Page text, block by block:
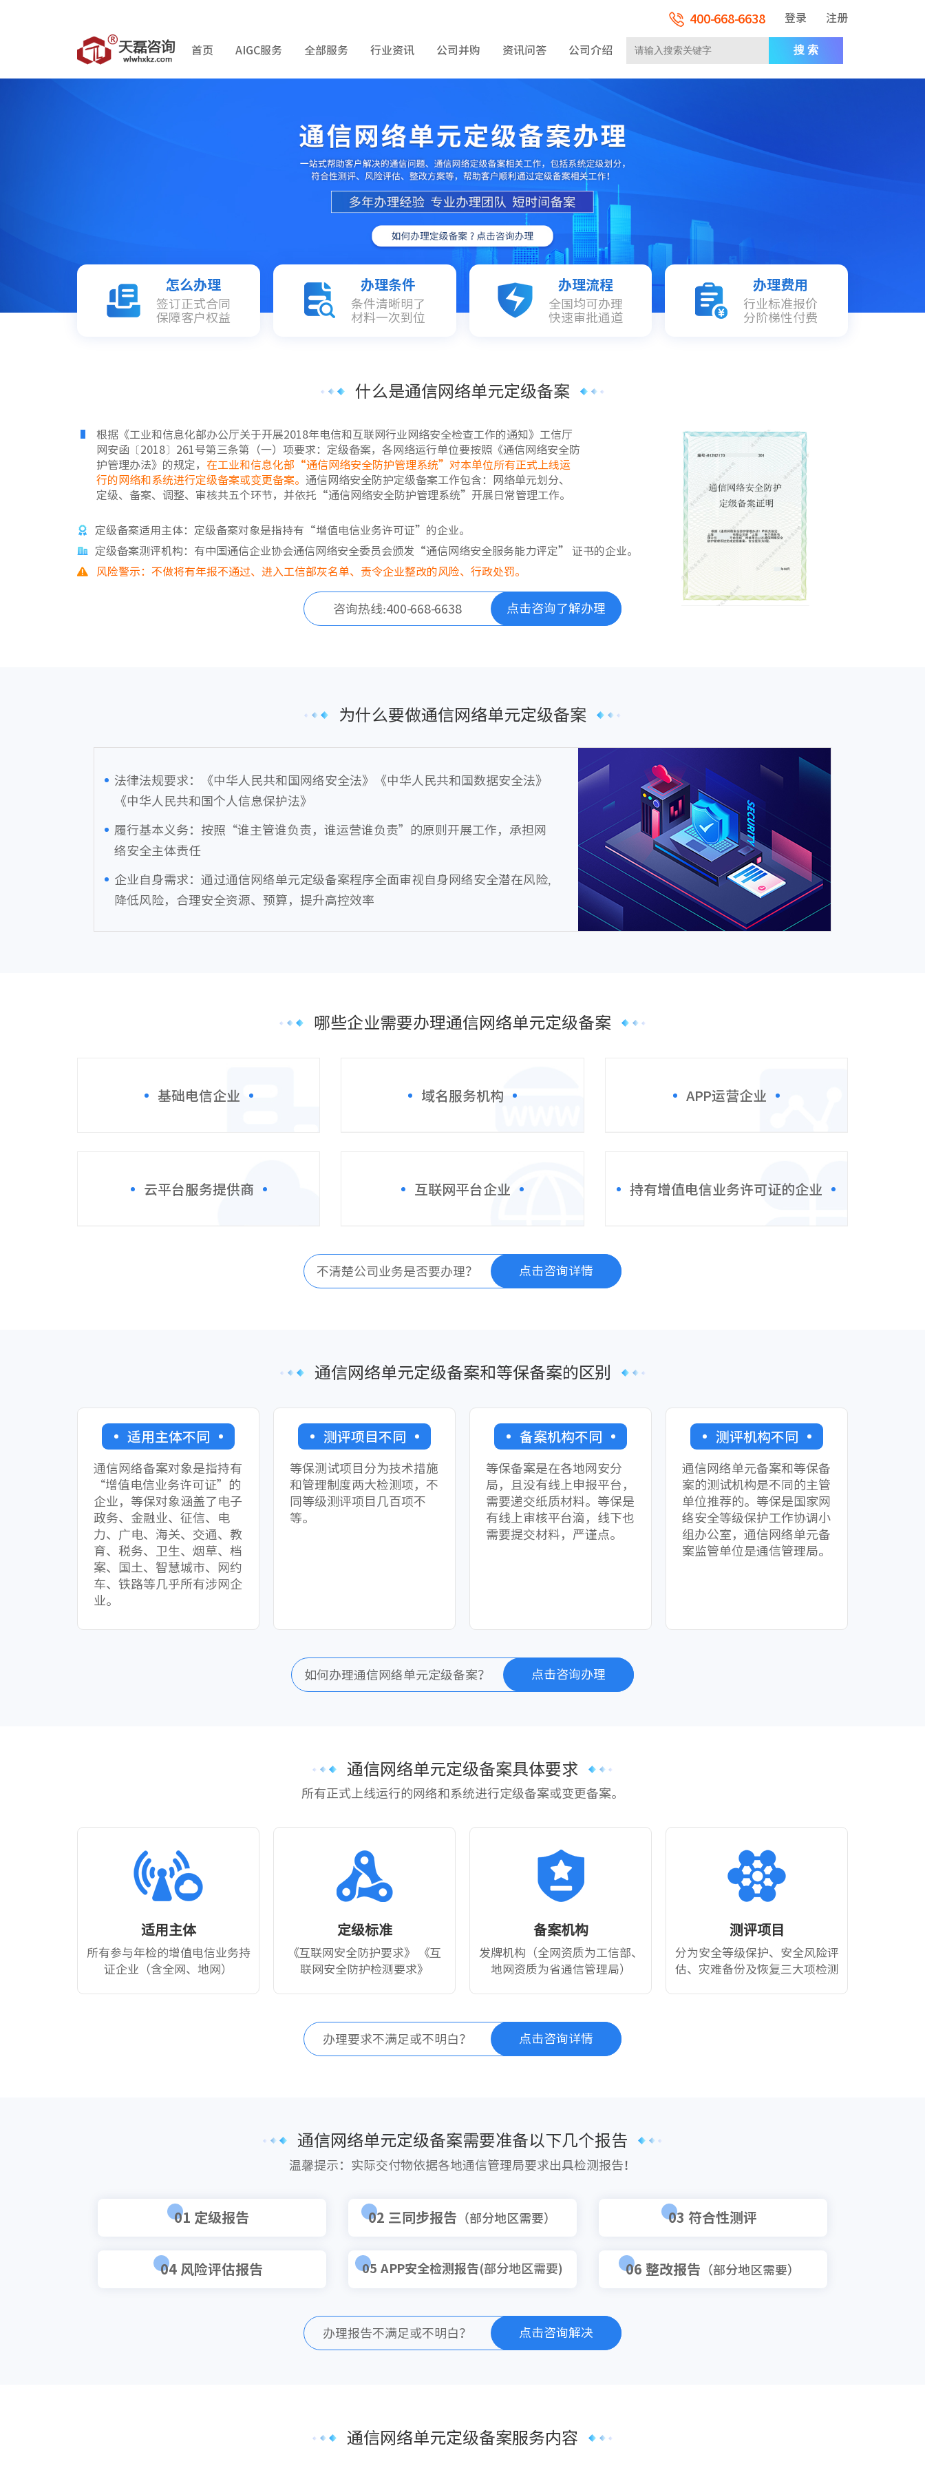
400-668-6638 登录 注册
首页 AIGC服务 全部服务 行业资讯 公司并购 资讯问答 公司介绍 搜 索
怎么办理
签订正式合同
保障客户权益
办理条件
条件清晰明了
材料一次到位
办理流程
全国均可办理
快速审批通道
办理费用
行业标准报价
分阶梯性付费
什么是通信网络单元定级备案
根据《工业和信息化部办公厅关于开展2018年电信和互联网行业网络安全检查工作的通知》工信厅
网安函〔2018〕261号第三条第（一）项要求：定级备案，各网络运行单位要按照《通信网络安全防
护管理办法》的规定， 在工业和信息化部“通信网络安全防护管理系统”对本单位所有正式上线运
行的网络和系统进行定级备案或变更备案。 通信网络安全防护定级备案工作包含：网络单元划分、
定级、备案、调整、审核共五个环节，并依托“通信网络安全防护管理系统”开展日常管理工作。
定级备案适用主体：定级备案对象是指持有“增值电信业务许可证”的企业。
定级备案测评机构：有中国通信企业协会通信网络安全委员会颁发“通信网络安全服务能力评定” 证书的企业。
风险警示：不做将有年报不通过、进入工信部灰名单、责令企业整改的风险、行政处罚。
咨询热线:400-668-6638 点击咨询了解办理
为什么要做通信网络单元定级备案
法律法规要求：《中华人民共和国网络安全法》《中华人民共和国数据安全法》
《中华人民共和国个人信息保护法》
履行基本义务：按照“谁主管谁负责，谁运营谁负责”的原则开展工作，承担网
络安全主体责任
企业自身需求：通过通信网络单元定级备案程序全面审视自身网络安全潜在风险,
降低风险，合理安全资源、预算，提升高控效率
哪些企业需要办理通信网络单元定级备案
基础电信企业 域名服务机构 APP运营企业
云平台服务提供商 互联网平台企业 持有增值电信业务许可证的企业
不清楚公司业务是否要办理？ 点击咨询详情
通信网络单元定级备案和等保备案的区别
适用主体不同
通信网络备案对象是指持有
“增值电信业务许可证”的
企业，等保对象涵盖了电子
政务、金融业、征信、电
力、广电、海关、交通、教
育、税务、卫生、烟草、档
案、国土、智慧城市、网约
车、铁路等几乎所有涉网企
业。
测评项目不同
等保测试项目分为技术措施
和管理制度两大检测项，不
同等级测评项目几百项不
等。
备案机构不同
等保备案是在各地网安分
局，且没有线上申报平台，
需要递交纸质材料。等保是
有线上审核平台滴，线下也
需要提交材料，严谨点。
测评机构不同
通信网络单元备案和等保备
案的测试机构是不同的主管
单位推荐的。等保是国家网
络安全等级保护工作协调小
组办公室，通信网络单元备
案监管单位是通信管理局。
如何办理通信网络单元定级备案？ 点击咨询办理
通信网络单元定级备案具体要求
所有正式上线运行的网络和系统进行定级备案或变更备案。
适用主体
所有参与年检的增值电信业务持
证企业（含全网、地网）
定级标准
《互联网安全防护要求》 《互
联网安全防护检测要求》
备案机构
发牌机构（全网资质为工信部、
地网资质为省通信管理局）
测评项目
分为安全等级保护、安全风险评
估、灾难备份及恢复三大项检测
办理要求不满足或不明白？ 点击咨询详情
通信网络单元定级备案需要准备以下几个报告
温馨提示：实际交付物依据各地通信管理局要求出具检测报告！
01 定级报告 02 三同步报告 （部分地区需要） 03 符合性测评
04 风险评估报告 05 APP安全检测报告(部分地区需要) 06 整改报告 （部分地区需要）
办理报告不满足或不明白？ 点击咨询解决
通信网络单元定级备案服务内容